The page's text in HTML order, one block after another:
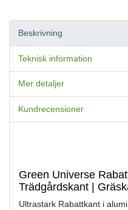
Beskrivning
Teknisk information
Mer detaljer
Kundrecensioner
Green Universe
Trädgårdskant |
Ultrastark Rabattkant i